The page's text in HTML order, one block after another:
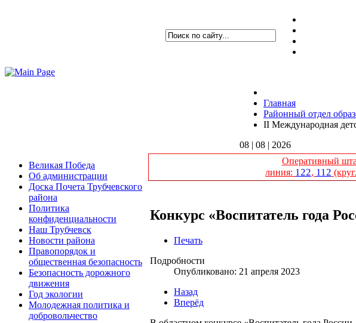
Главная
Районный отдел
II Международная
08 | 08 | 2026
Великая Победа
Об администрации
Доска Почета Трубчевского
района
Политика
конфиденциальности
Наш Трубчевск
Новости района
Правопорядок и
общественная безопасность
Безопасность дорожного
движения
Год экологии
Молодежная политика и
добровольчество
Оперативный
линия: 122, 112
Конкурс «Воспитатель года
Печать
Подробности
Опубликовано: 21 апреля 2023
Назад
Вперёд